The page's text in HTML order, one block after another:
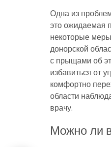
Одна из
это ожидаемая
некоторые
донорской
с прыщами об
избавиться от
комфортно
области
врачу.
Можно ли